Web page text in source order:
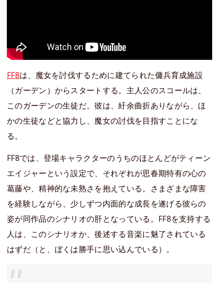
FF8は、魔女を討伐するために建てられた傭兵育成施設
（ガーデン）からスタートする。主人公のスコールは、
このガーデンの生徒だ。彼は、紆余曲折ありながら、ほ
かの生徒などと協力し、魔女の討伐を目指すことにな
る。
FF8では、登場キャラクターのうちのほとんどがティーン
エイジャーという設定で、それぞれが思春期特有の心の
葛藤や、精神的な未熟さを抱えている。さまざまな障害
を経験しながら、少しずつ内面的な成長を遂げる彼らの
姿が同作品のシナリオの肝となっている。FF8を支持する
人は、このシナリオか、後述する音楽に魅了されている
はずだ（と、ぼくは勝手に思い込んでいる）。